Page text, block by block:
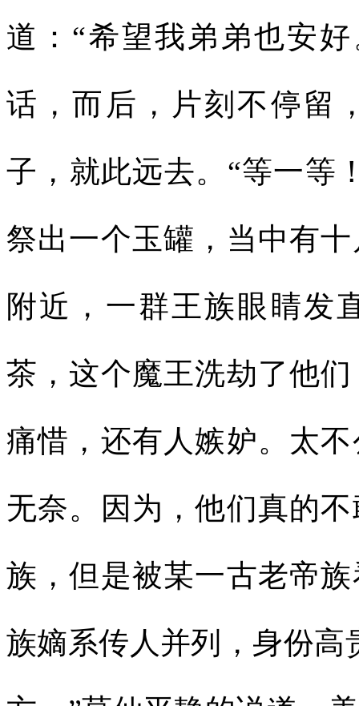
道：“希望我弟弟也安
话，而后，片刻不停留
子，就此远去。“等一等
祭出一个玉罐，当中有
附近，一群王族眼睛发
茶，这个魔王洗劫了他
痛惜，还有人嫉妒。太
无奈。因为，他们真的
族，但是被某一古老帝
族嫡系传人并列，身份高